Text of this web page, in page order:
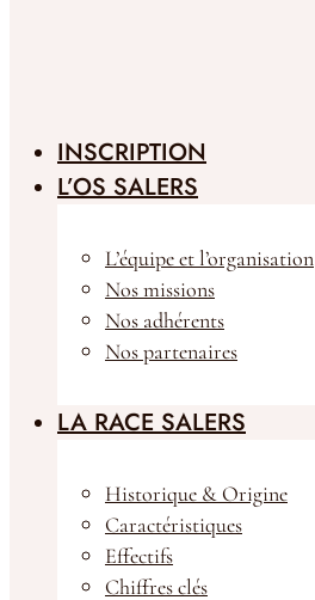
INSCRIPTION
L’OS SALERS
L’équipe et l’organisation
Nos missions
Nos adhérents
Nos partenaires
LA RACE SALERS
Historique & Origine
Caractéristiques
Effectifs
Chiffres clés